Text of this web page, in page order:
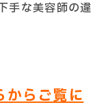
からご覧に